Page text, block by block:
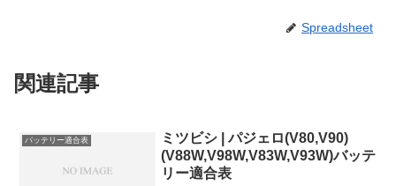
Spreadsheet
関連記事
バッテリー適合表
ミツビシ | パジェロ(V80,V90)
(V88W,V98W,V83W,V93W)バッテ
リー適合表